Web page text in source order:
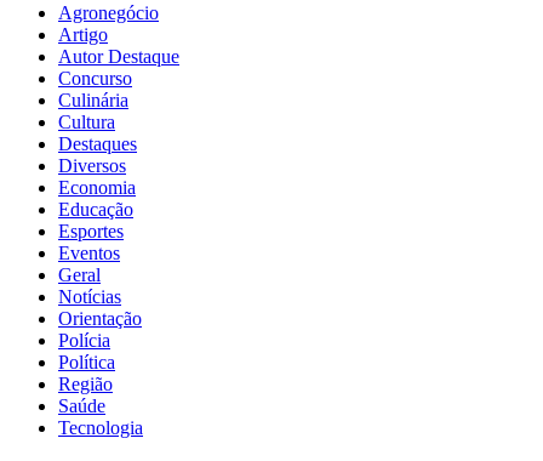
Agronegócio
Artigo
Autor Destaque
Concurso
Culinária
Cultura
Destaques
Diversos
Economia
Educação
Esportes
Eventos
Geral
Notícias
Orientação
Polícia
Política
Região
Saúde
Tecnologia